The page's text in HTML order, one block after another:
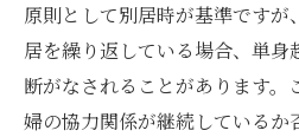
原則として別居時が基準です
居を繰り返している場合、単身
断がなされることがあります。
婦の協力関係が継続しているか